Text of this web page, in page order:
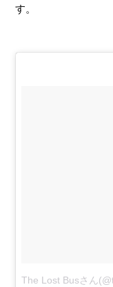
す。
The Lost Busさん